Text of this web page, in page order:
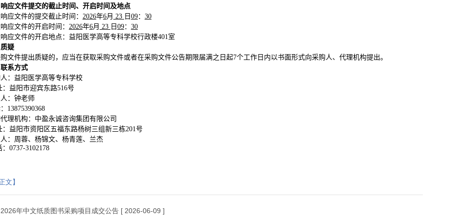
响应文件提交的截止时间、开启时间及地点
应文件的提交截止时间： 2026年6月 23 日 09： 30
应文件的开启时间： 2026年6月 23 日 09： 30
应文件的开启地点：益阳医学高等专科学校行政楼401室
疑
文件提出质疑的，应当在获取采购文件或者在采购文件公告期限届满之日起7个工作日内以书面形式向采购人、代理机构提出。
系方式
：益阳医学高等专科学校
益阳市迎宾东路516号
： 钟老师
13875390368
理机构：中盈永诚咨询集团有限公司
益阳市资阳区五福东路杨树三组新三栋201号
： 周蓉、杨锦文、杨青莲、兰杰
0737-3102178
文】
2026年中文纸质图书采购项目成交公告 [ 2026-06-09 ]